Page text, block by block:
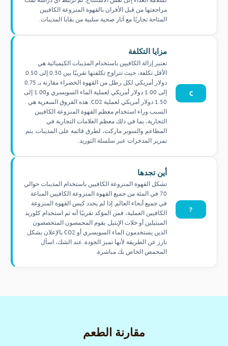
مراجعتها من قبل الأقران بالقهوة المنزوعة الكافيين
المتاحة تجاريًا مع آثار صحية سلبية من بقايا المذيبات.
C
مزايا التكلفة
تعتبر إزالة الكافيين باستخدام المذيبات الكيميائية هي
الأقل تكلفة، حيث تتراوح تكلفتها تقريبًا بين 0.30 إلى 0.50
دولار أمريكي لكل رطل من القهوة الخضراء مقارنة بـ 0.75
إلى 1.00 دولار أمريكي لعملية الماء السويسري و1.00 إلى
1.50 دولار أمريكي لعملية CO2. هذه الفروق السعرية هي
السبب وراء استخدام معظم القهوة المنزوعة الكافيين
التجارية، بما في ذلك معظم العلامات التجارية في
المطاعم والسوبر ماركت، لطرق قائمة على المذيبات. يتم
تمرير المدخرات عبر سلسلة التوريد.
?
أين تجدها
تشكل القهوة المنزوعة الكافيين باستخدام المذيبات حوالي
70 في المئة من جميع القهوة المنزوعة الكافيين المباعة
في جميع أنحاء العالم. إذا لم يحدد كيس القهوة المنزوعة
الكافيين العملية، فمن المؤكد تقريبًا أنه تم استخدام كلوريد
الميثيلين أو خلات الإيثيل. يقوم المحمصون المتخصصون
الذين يستخدمون الماء السويسري أو CO2 بالإعلان بشكل
بارز عن الطريقة لأنها تميز الجودة. عند الشك، اسأل
المحمص الخاص بك مباشرة.
مقارنة الطعم